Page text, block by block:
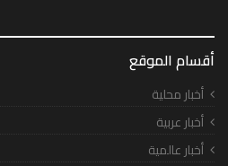
أقسام الموقع
أخبار محلية
أخبار عربية
أخبار عالمية